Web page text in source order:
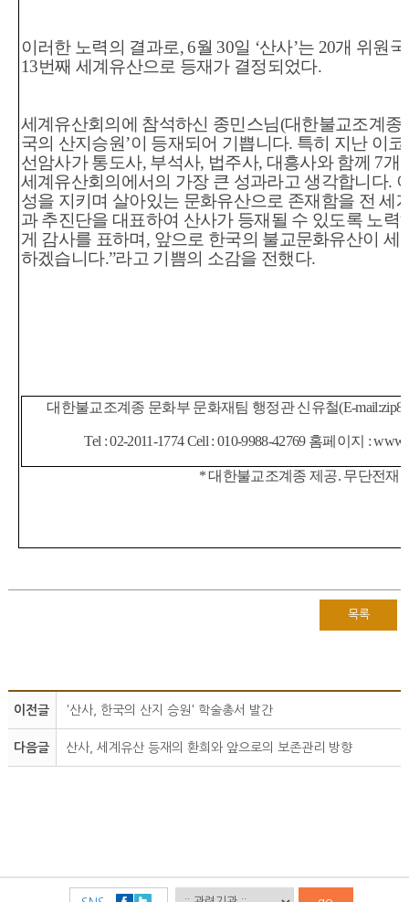
이러한 노력의 결과로, 6월 30일 ‘산사’는 20개 위원
13번째 세계유산으로 등재가 결정되었다.
세계유산회의에 참석하신 종민스님(대한불교조계종
국의 산지승원’이 등재되어 기쁩니다. 특히 지난 이
선암사가 통도사, 부석사, 법주사, 대흥사와 함께 7개
세계유산회의에서의 가장 큰 성과라고 생각합니다.
성을 지키며 살아있는 문화유산으로 존재함을 전 세
과 추진단을 대표하여 산사가 등재될 수 있도록 노력
게 감사를 표하며 , 앞으로 한국의 불교문화유산이
하겠습니다.”라고 기쁨의 소감을 전했다.
대한불교조계종 문화부 문화재팀 행정관 신유철(E-
Tel : 02-2011-1774 Cell : 010-9988-42769 홈페이지 :
*대한불교조계종 제공. 무단전재
목록
이전글 '산사, 한국의 산지 승원' 학술총서 발간
다음글 산사 , 세계유산 등재의 환희와 앞으로의 보존관리 방향